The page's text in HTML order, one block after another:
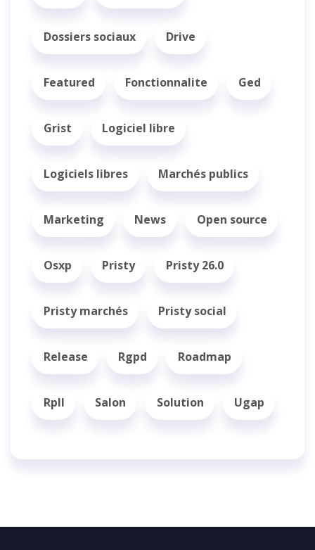
Dossiers sociaux Drive
Featured Fonctionnalite Ged
Grist Logiciel libre
Logiciels libres Marchés publics
Marketing News Open source
Osxp Pristy Pristy 26.0
Pristy marchés Pristy social
Release Rgpd Roadmap
Rpll Salon Solution Ugap